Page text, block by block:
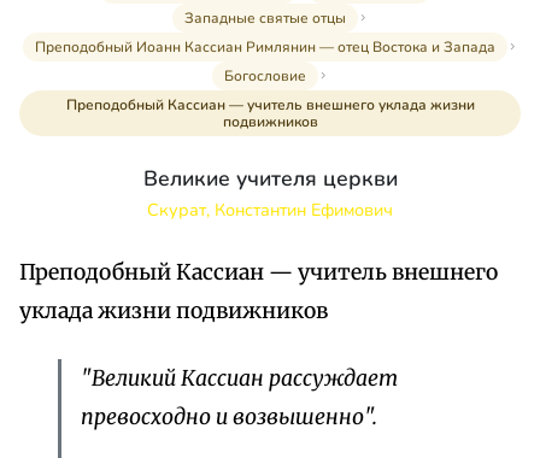
Западные святые отцы
Преподобный Иоанн Кассиан Римлянин — отец Востока и Запада
Богословие
Преподобный Кассиан — учитель внешнего уклада жизни
подвижников
Великие учителя церкви
Скурат, Константин Ефимович
Преподобный Кассиан — учитель внешнего
уклада жизни подвижников
"Великий Кассиан рассуждает
превосходно и возвышенно".